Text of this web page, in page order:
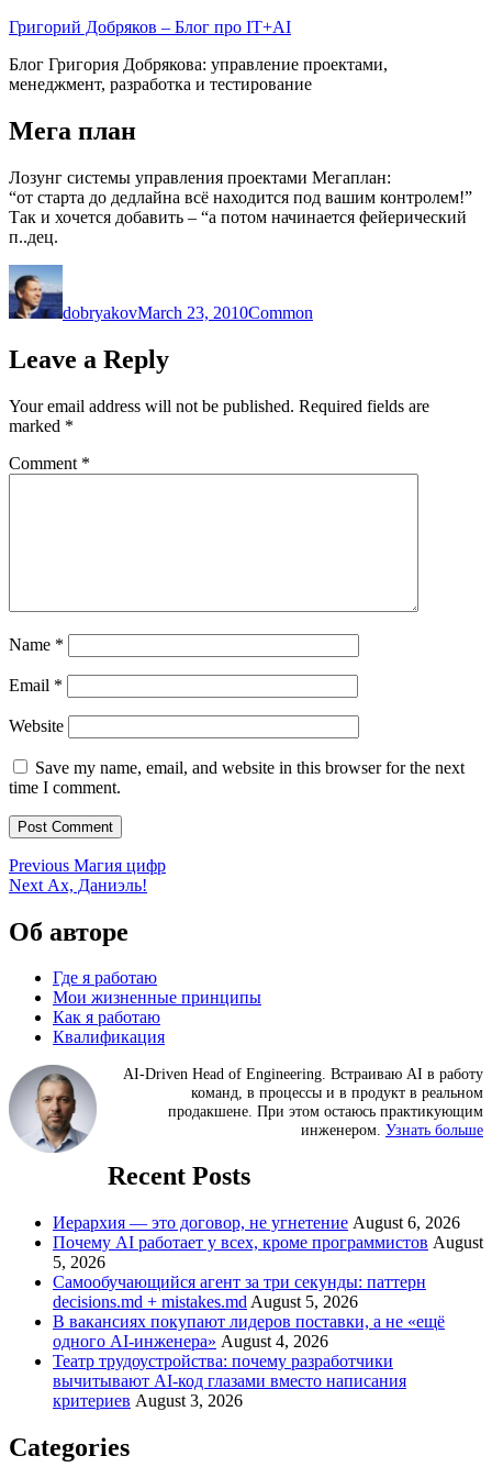
Skip
content
Григорий Добряков – Блог про IT+AI
Блог Григория Добрякова: управление проектами,
менеджмент, разработка и тестирование
Мега план
Лозунг системы управления проектами Мегаплан:
“от старта до дедлайна всё находится под вашим контролем!”
Так и хочется добавить – “а потом начинается фейерический
п..дец.
Author
dobryakovMarch 23, 2010Common
Leave a Reply
Your email address will not be published. Required fields are
marked *
Comment *
Name *
Email *
Website
Save my name, email, and website in this browser for the next
time I comment.
Post
navigation
Previous Previous
post:
Магия цифр
Next Next
Ах, Даниэль!
Об авторе
Где я работаю
Мои жизненные принципы
Как я работаю
Квалификация
AI-Driven Head of Engineering. Встраиваю AI в работу
команд, в процессы и в продукт в реальном
продакшене. При этом остаюсь практикующим
инженером. Узнать больше
Recent Posts
Иерархия — это договор, не угнетение August 6, 2026
Почему AI работает у всех, кроме программистов August
5, 2026
Самообучающийся агент за три секунды: паттерн
decisions.md + mistakes.md August 5, 2026
В вакансиях покупают лидеров поставки, а не «ещё
одного AI-инженера» August 4, 2026
Театр трудоустройства: почему разработчики
вычитывают AI-код глазами вместо написания
критериев August 3, 2026
Categories